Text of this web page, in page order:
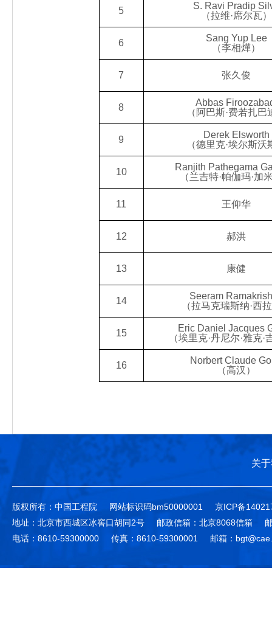
5
S. Ravi Pradip
（拉维·席尔瓦）
6
Sang Yup Lee
（李相燁）
7 张久俊
8
Abbas
（阿巴斯·费若扎巴
9
Derek Elsworth
（德里克·埃尔斯沃
10
Ranjith Pathegama
（兰吉特·帕伽玛·加
11 王仰华
12 郝洪
13 康健
14
Seeram
（拉马克瑞斯纳·西
15
Eric Daniel Jacques
（埃里克·丹尼尔·雅克·
16
Norbert Claude
（高汉）
关
版权所有：中国工程院 网站标识码bm50000001
京ICP备
地址：北京市西城区冰窖口胡同2号
邮政信箱：北京8068信箱
电话：8610-59300000
传真：8610-59300001 邮箱：